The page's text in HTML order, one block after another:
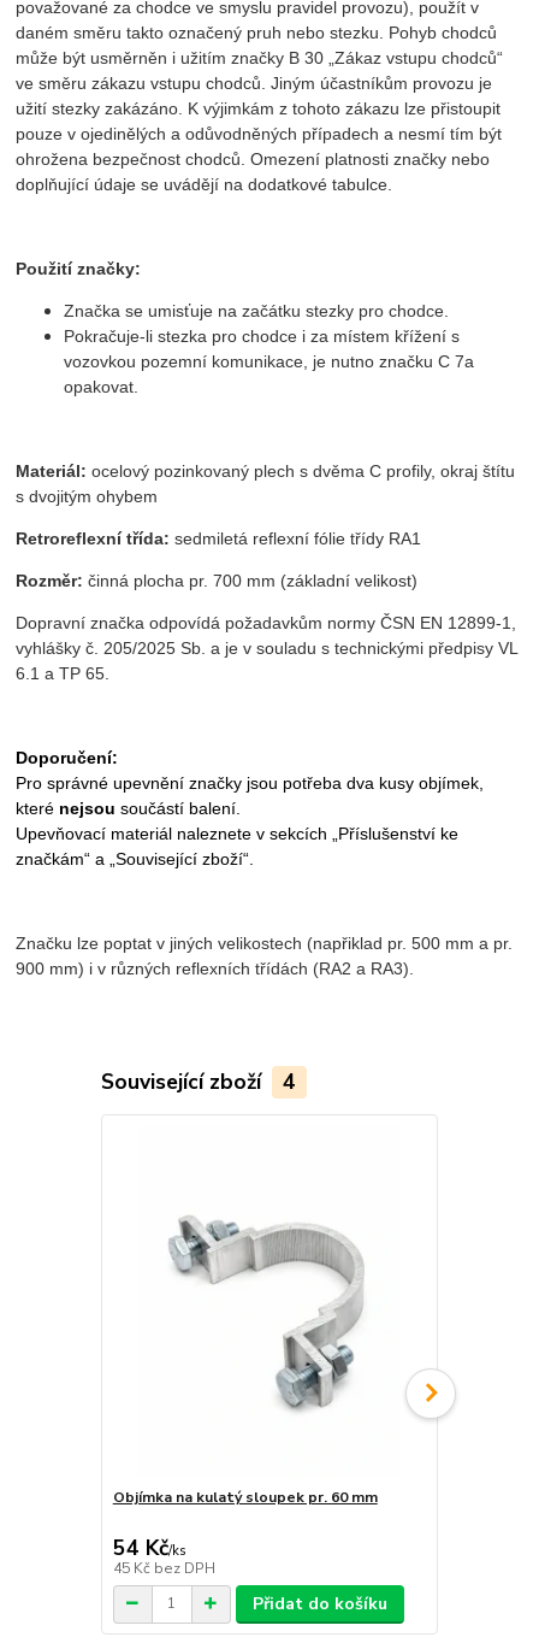
považované za chodce ve smyslu pravidel provozu), použít v
daném směru takto označený pruh nebo stezku. Pohyb chodců
může být usměrněn i užitím značky B 30 „Zákaz vstupu chodců“
ve směru zákazu vstupu chodců. Jiným účastníkům provozu je
užití stezky zakázáno. K výjimkám z tohoto zákazu lze přistoupit
pouze v ojedinělých a odůvodněných případech a nesmí tím být
ohrožena bezpečnost chodců. Omezení platnosti značky nebo
doplňující údaje se uvádějí na dodatkové tabulce.
Použití značky:
Značka se umisťuje na začátku stezky pro chodce.
Pokračuje-li stezka pro chodce i za místem křížení s
vozovkou pozemní komunikace, je nutno značku C 7a
opakovat.
Materiál: ocelový pozinkovaný plech s dvěma C profily, okraj štítu
s dvojitým ohybem
Retroreflexní třída: sedmiletá reflexní fólie třídy RA1
Rozměr: činná plocha pr. 700 mm (základní velikost)
Dopravní značka odpovídá požadavkům normy ČSN EN 12899-1,
vyhlášky č. 205/2025 Sb. a je v souladu s technickými předpisy VL
6.1 a TP 65.
Doporučení:
Pro správné upevnění značky jsou potřeba dva kusy objímek,
které nejsou součástí balení.
Upevňovací materiál naleznete v sekcích „Příslušenství ke
značkám“ a „Související zboží“.
Značku lze poptat v jiných velikostech (napřiklad pr. 500 mm a pr.
900 mm) i v různých reflexních třídách (RA2 a RA3).
Související zboží 4
Objímka na kulatý sloupek pr. 60 mm
54 Kč/ks
45 Kč bez DPH
Přidat do košíku